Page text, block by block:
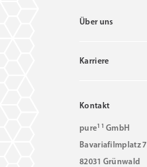
Über uns
Karriere
Kontakt
pure11 GmbH
Bavariafilmplatz 7
82031 Grünwald